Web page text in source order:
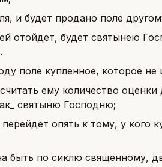
и будет продано поле
отойдет, будет святынею
поле купленное, которое не
ему количество
святыню Господню;
опять к тому, у кого
быть по сиклю священному,